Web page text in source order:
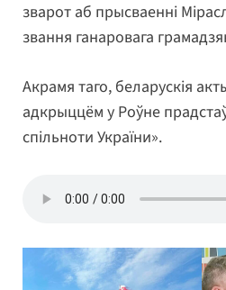
зварот аб прысваенні
звання ганаровага
Акрамя таго, беларускія
адкрыццём у Роўне
спільноти України».